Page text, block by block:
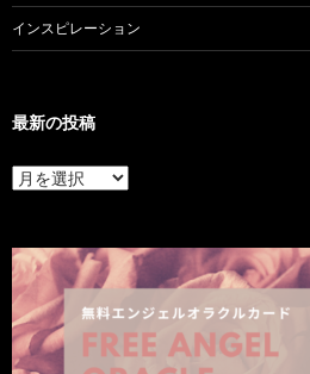
インスピレーション
最新の投稿
最
新
稿